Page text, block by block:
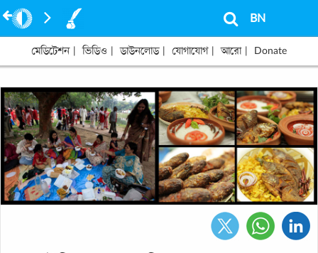
BN
মেডিটেশন ভিডিও ডাউনলোড যোগাযোগ আরো Donate